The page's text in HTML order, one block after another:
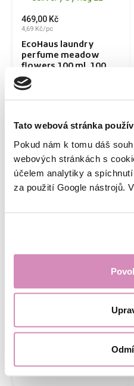
Tato webová stránka
Pokud nám k tomu dáš
webových stránkách s
účelem analytiky a
za použití Google nástrojů.
469,00 Kč
4,69 Kč/pc
EcoHaus laundry
perfume meadow
flowers 100 ml, 100
washes
299,00 Kč399,00 Kč
100 ml, Wildflowers
SOLD OUT
YOU WILL SAVE 25%(100,00 KČ)
CLEARANCE SALE